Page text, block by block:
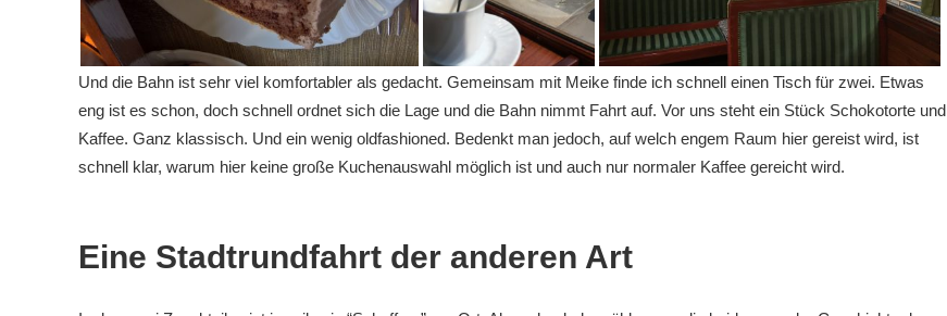
Und die Bahn ist sehr viel komfortabler als gedacht. Gemeinsam mit Meike finde ich schnell einen Tisch für zwei. Etwas
eng ist es schon, doch schnell ordnet sich die Lage und die Bahn nimmt Fahrt auf. Vor uns steht ein Stück Schokotorte und
Kaffee. Ganz klassisch. Und ein wenig oldfashioned. Bedenkt man jedoch, auf welch engem Raum hier gereist wird, ist
schnell klar, warum hier keine große Kuchenauswahl möglich ist und auch nur normaler Kaffee gereicht wird.
Eine Stadtrundfahrt der anderen Art